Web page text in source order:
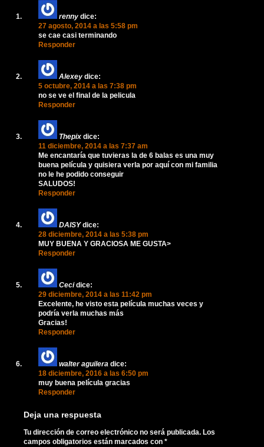
renny dice:
27 agosto, 2014 a las 5:58 pm
se cae casi terminando
Responder
Alexey dice:
5 octubre, 2014 a las 7:38 pm
no se ve el final de la pelicula
Responder
Thepix dice:
11 diciembre, 2014 a las 7:37 am
Me encantaría que tuvieras la de 6 balas es una muy
buena película y quisiera verla por aquí con mi familia
no le he podido conseguir
SALUDOS!
Responder
DAISY dice:
28 diciembre, 2014 a las 5:38 pm
MUY BUENA Y GRACIOSA ME GUSTA>
Responder
Ceci dice:
29 diciembre, 2014 a las 11:42 pm
Excelente, he visto esta película muchas veces y
podría verla muchas más
Gracias!
Responder
walter aguilera dice:
18 diciembre, 2016 a las 6:50 pm
muy buena película gracias
Responder
Deja una respuesta
Tu dirección de correo electrónico no será publicada. Los
campos obligatorios están marcados con *